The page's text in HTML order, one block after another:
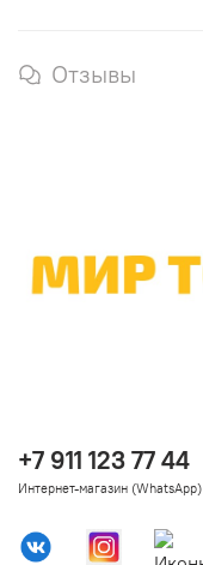
Отзывы
+7 911 123 77 44
Интернет-магазин (WhatsApp)